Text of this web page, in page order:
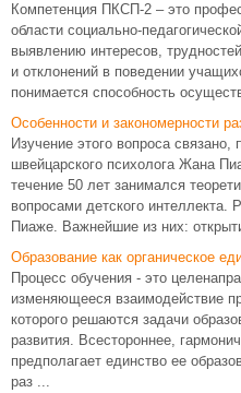
Компетенция ПКСП-2 – это
области социально-
выявлению интересов,
и отклонений в поведении
понимается способность
Особенности и закономерности
Изучение этого вопроса
швейцарского психолога Жана
течение 50 лет занимался
вопросами детского
Пиаже. Важнейшие из них:
Образование как органическое
Процесс обучения - это
изменяющееся взаимодействие
которого решаются задачи
развития. Всестороннее,
предполагает единство ее
раз ...